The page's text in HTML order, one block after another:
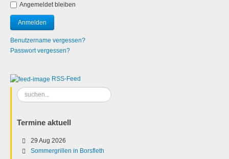
Angemeldet bleiben
Benutzername vergessen?
Passwort vergessen?
RSS-Feed
Suchen
...
Termine aktuell
29 Aug 2026
Sommergrillen in Borsfleth